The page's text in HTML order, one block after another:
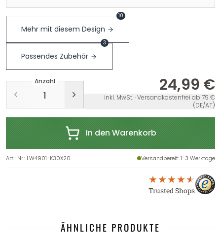
Mehr mit diesem Design
10
Passendes Zubehör
3
Anzahl 24,99 €
inkl. MwSt. · Versandkostenfrei ab 79 €
(DE/AT)
In den Warenkorb
Art.-Nr.: LW4901-K30X20 Versandbereit: 1-3 Werktage
Trusted Shops
ÄHNLICHE PRODUKTE